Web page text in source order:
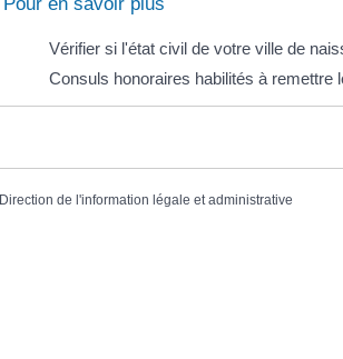
Vérifier si l'état civil de votre ville de
Consuls honoraires habilités à remettre
Direction de l'information légale et administrative